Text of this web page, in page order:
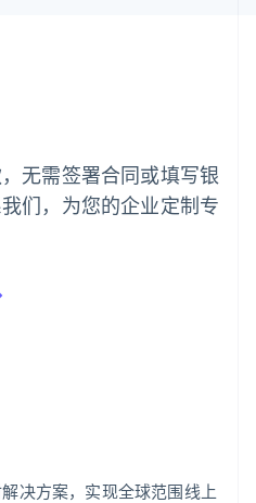
无需签署合同或填写银
们，为您的企业定制专
决方案，实现全球范围线上